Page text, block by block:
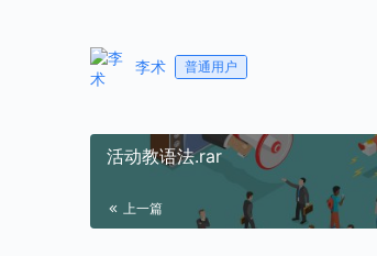
李术 普通用户
活动教语法.rar
上一篇